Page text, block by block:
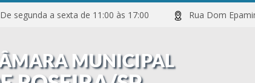
De segunda a sexta de 11:00 às 17:00 Rua Dom